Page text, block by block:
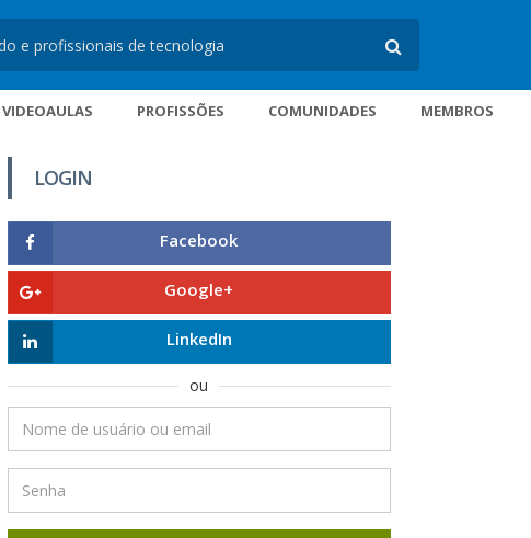
VIDEOAULAS PROFISSÕES COMUNIDADES MEMBROS
LOGIN
Facebook
Google+
LinkedIn
ou